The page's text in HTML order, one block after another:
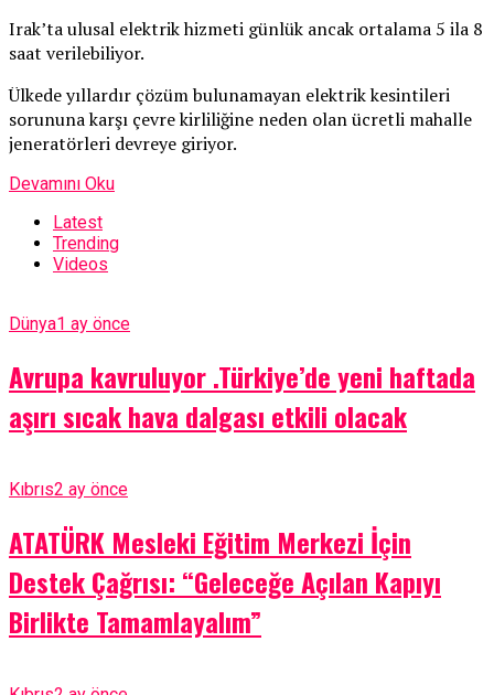
Irak’ta ulusal elektrik hizmeti günlük ancak ortalama 5 ila 8
saat verilebiliyor.
Ülkede yıllardır çözüm bulunamayan elektrik kesintileri
sorununa karşı çevre kirliliğine neden olan ücretli mahalle
jeneratörleri devreye giriyor.
Devamını Oku
Latest
Trending
Videos
Dünya1 ay önce
Avrupa kavruluyor .Türkiye’de yeni haftada
aşırı sıcak hava dalgası etkili olacak
Kıbrıs2 ay önce
ATATÜRK Mesleki Eğitim Merkezi İçin
Destek Çağrısı: “Geleceğe Açılan Kapıyı
Birlikte Tamamlayalım”